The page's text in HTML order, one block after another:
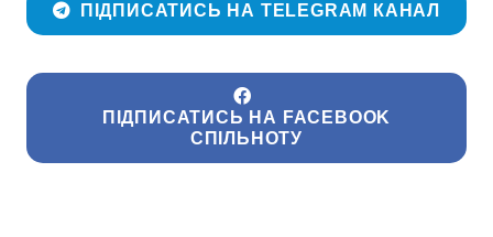
ПІДПИСАТИСЬ НА TELEGRAM КАНАЛ
ПІДПИСАТИСЬ НА FACEBOOK
СПІЛЬНОТУ